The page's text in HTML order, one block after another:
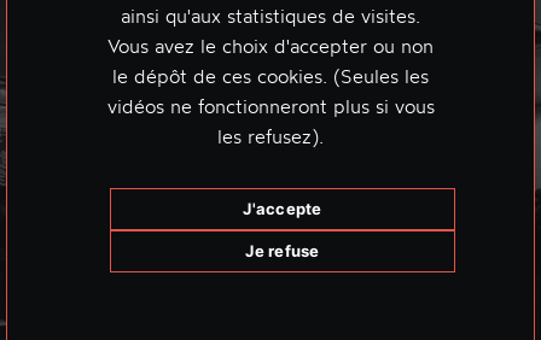
ainsi qu'aux statistiques de visites.
Vous avez le choix d'accepter ou non
le dépôt de ces cookies. (Seules les
vidéos ne fonctionneront plus si vous
les refusez).
J'accepte
Je refuse